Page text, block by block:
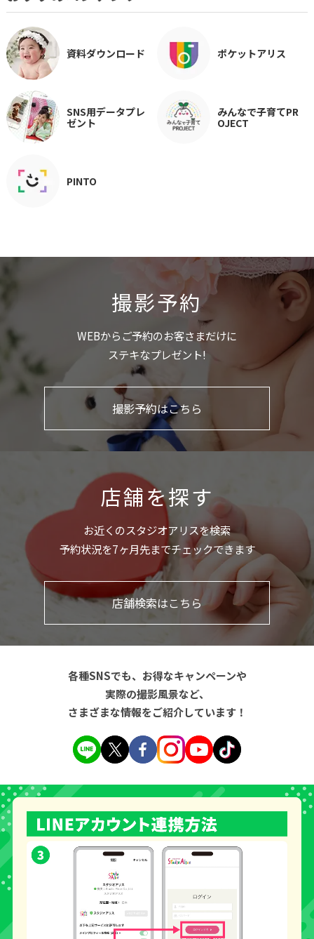
資料ダウンロード ポケットアリス
SNS用データプレ
ゼント
みんなで子育てPR
OJECT
PINTO
撮影予約
WEBからご予約のお客さまだけに
ステキなプレゼント!
撮影予約はこちら
店舗を探す
お近くのスタジオアリスを検索
予約状況を7ヶ月先までチェックできます
店舗検索はこちら
各種SNSでも、お得なキャンペーンや
実際の撮影風景など、
さまざまな情報をご紹介しています！